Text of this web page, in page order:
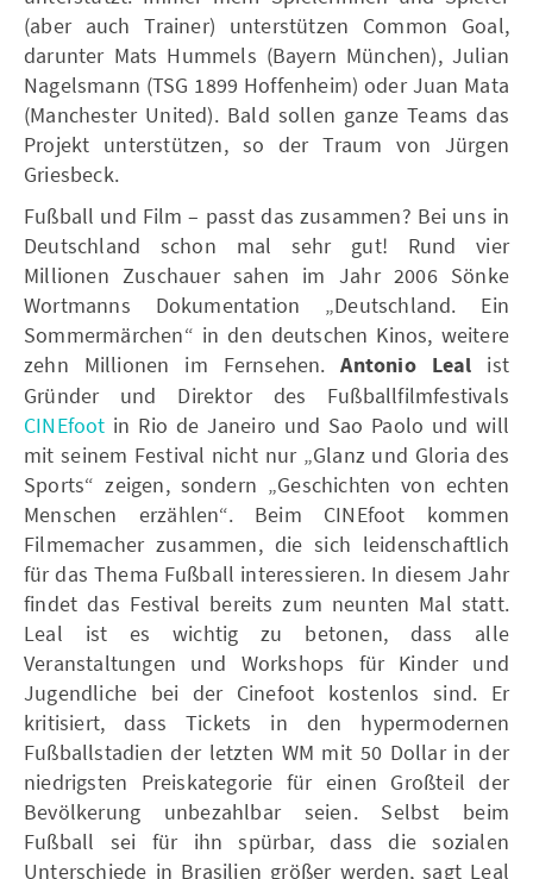
(aber auch Trainer) unterstützen Common Goal,
darunter Mats Hummels (Bayern München), Julian
Nagelsmann (TSG 1899 Hoffenheim) oder Juan Mata
(Manchester United). Bald sollen ganze Teams das
Projekt unterstützen, so der Traum von Jürgen
Griesbeck.
Fußball und Film – passt das zusammen? Bei uns in
Deutschland schon mal sehr gut! Rund vier
Millionen Zuschauer sahen im Jahr 2006 Sönke
Wortmanns Dokumentation „Deutschland. Ein
Sommermärchen“ in den deutschen Kinos, weitere
zehn Millionen im Fernsehen.Antonio Leal ist
Gründer und Direktor des Fußballfilmfestivals
CINEfoot in Rio de Janeiro und Sao Paolo und will
mit seinem Festival nicht nur „Glanz und Gloria des
Sports“ zeigen, sondern „Geschichten von echten
Menschen erzählen“. Beim CINEfoot kommen
Filmemacher zusammen, die sich leidenschaftlich
für das Thema Fußball interessieren. In diesem Jahr
findet das Festival bereits zum neunten Mal statt.
Leal ist es wichtig zu betonen, dass alle
Veranstaltungen und Workshops für Kinder und
Jugendliche bei der Cinefoot kostenlos sind. Er
kritisiert, dass Tickets in den hypermodernen
Fußballstadien der letzten WM mit 50 Dollar in der
niedrigsten Preiskategorie für einen Großteil der
Bevölkerung unbezahlbar seien. Selbst beim
Fußball sei für ihn spürbar, dass die sozialen
Unterschiede in Brasilien größer werden, sagt Leal